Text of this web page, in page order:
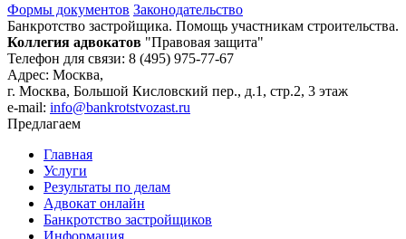
Формы документов Законодательство
Банкротство застройщика. Помощь участникам строительства.
Коллегия адвокатов "Правовая защита"
Телефон для связи: 8 (495) 975-77-67
Адрес: Москва,
г. Москва, Большой Кисловский пер., д.1, стр.2, 3 этаж
e-mail: info@bankrotstvozast.ru
Предлагаем
Главная
Услуги
Результаты по делам
Адвокат онлайн
Банкротство застройщиков
Информация